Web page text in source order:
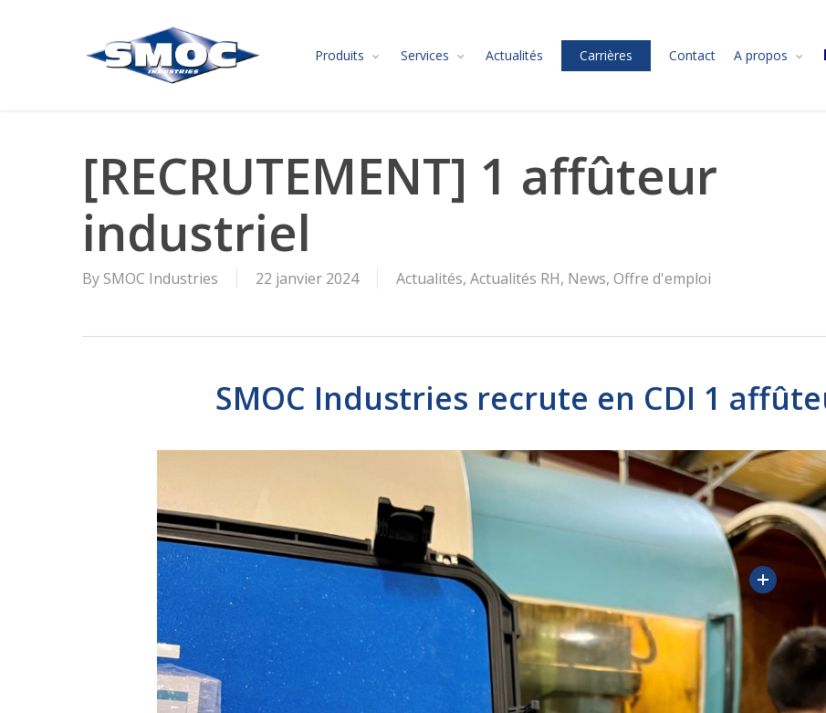
Produits Services Actualités Carrières Contact A propos
[RECRUTEMENT] 1 affûteur
industriel
By SMOC Industries 22 janvier 2024 Actualités, Actualités RH, News, Offre d'emploi
SMOC Industries recrute en CDI 1